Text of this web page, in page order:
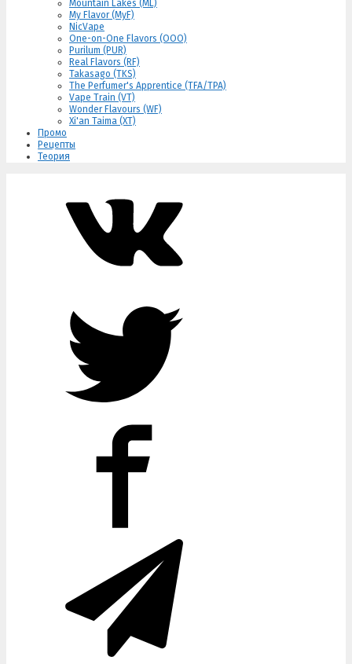
Mountain Lakes (ML)
My Flavor (MyF)
NicVape
One-on-One Flavors (OOO)
Purilum (PUR)
Real Flavors (RF)
Takasago (TKS)
The Perfumer's Apprentice (TFA/TPA)
Vape Train (VT)
Wonder Flavours (WF)
Xi'an Taima (XT)
Промо
Рецепты
Теория